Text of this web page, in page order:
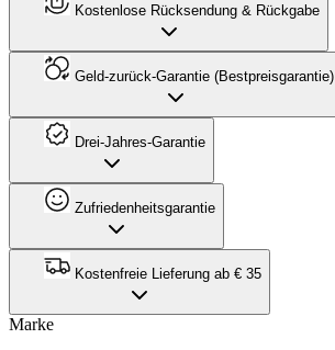
Kostenlose Rücksendung & Rückgabe
Geld-zurück-Garantie (Bestpreisgarantie)
Drei-Jahres-Garantie
Zufriedenheitsgarantie
Kostenfreie Lieferung ab € 35
Marke